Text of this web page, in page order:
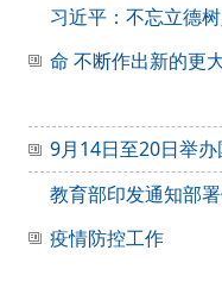
习近平：不忘立德
命 不断作出新的更
9月14日至20日举
教育部印发通知部
疫情防控工作